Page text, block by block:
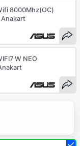
8000Mhz(OC)
Anakart
W NEO